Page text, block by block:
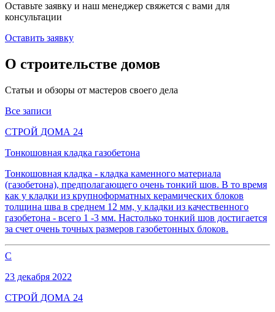
Оставьте заявку и наш менеджер свяжется с вами для
консультации
Оставить заявку
О строительстве домов
Статьи и обзоры от мастеров своего дела
Все записи
СТРОЙ ДОМА 24
Тонкошовная кладка газобетона
Тонкошовная кладка - кладка каменного материала
(газобетона), предполагающего очень тонкий шов. В то время
как у кладки из крупноформатных керамических блоков
толщина шва в среднем 12 мм, у кладки из качественного
газобетона - всего 1 -3 мм. Настолько тонкий шов достигается
за счет очень точных размеров газобетонных блоков.
С
23 декабря 2022
СТРОЙ ДОМА 24